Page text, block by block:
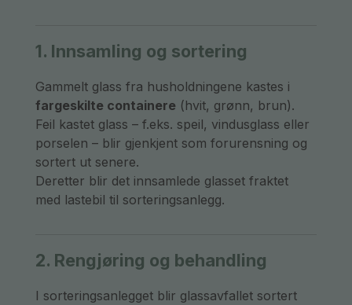
1. Innsamling og sortering
Gammelt glass fra husholdningene kastes i
fargeskilte containere (hvit, grønn, brun).
Feil kastet glass – f.eks. speil, vindusglass eller
porselen – blir gjenkjent som forurensning og
sortert ut senere.
Deretter blir det innsamlede glasset fraktet
med lastebil til sorteringsanlegg.
2. Rengjøring og behandling
I sorteringsanlegget blir glassavfallet sortert